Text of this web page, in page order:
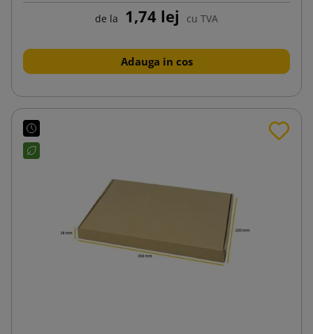
de la 1,74 lej cu TVA
Adauga in cos